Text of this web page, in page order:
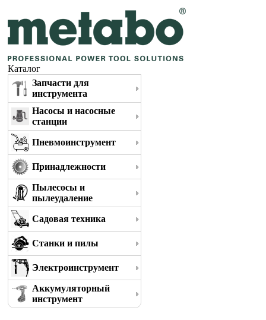
Каталог
Запчасти для
инструмента
Насосы и насосные
станции
Пневмоинструмент
Принадлежности
Пылесосы и
пылеудаление
Садовая техника
Станки и пилы
Электроинструмент
Аккумуляторный
инструмент